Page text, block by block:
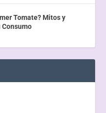
Tomate? Mitos y
Consumo